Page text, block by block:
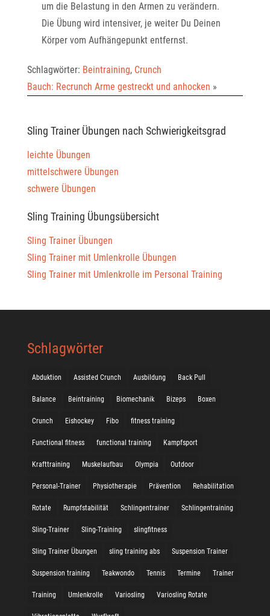
um die Belastung in den Armen zu verändern.
Die Übung wird intensiver, je weiter Du Deinen
Körper vom Aufhängepunkt entfernst.
Schlagwörter: Beintraining, Crunch
Bauch: Recrunch Arme gestreckt und anhocken »
Sling Trainer Übungen nach Schwierigkeitsgrad
leichte Übungen
mittelschwere Übungen
schwere Übungen
Sling Training Übungsübersicht
Sling Trainer Übungen
Sling Trainer mit Umlenkrolle Übungen
Sling Trainer mit Umlenkrolle im Personal Training
Schlagwörter
Abduktion Assisted Crunch Ausbildung Back Pull
Balance Beintraining Biomechanik Bizeps Boxen
Crunch Eishockey Fibo fitness training
Functional fitness functional training Kampfsport
Krafttraining Muskelaufbau Olympia Outdoor
Personal-Trainer Physiotherapie Prävention Rehabilitation
Rotate Rumpfstabilität Schlingentrainer Schlingentraining
Sling-Trainer Sling-Training slingfitness
Sling Trainer Übungen sling training abs Suspension Trainer
Suspension training Teakwondo Tennis Termine Trainer
Training Umlenkrolle Variosling Variosling Rotate